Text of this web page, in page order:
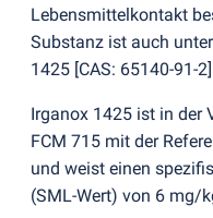
Lebensmittelkontakt
Substanz ist auch
1425 [CAS: 65140-91-
Irganox 1425 ist in der
FCM 715 mit der
und weist einen
(SML-Wert) von 6 mg/